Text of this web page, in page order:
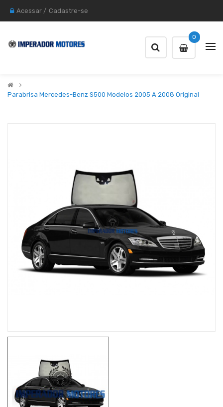
Acessar / Cadastre-se
0
Parabrisa Mercedes-Benz S500 Modelos 2005 A 2008 Original